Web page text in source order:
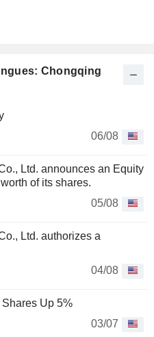
Chongqing
06/08
Ltd. announces an Equity
of its shares.
05/08
Ltd. authorizes a
04/08
Up 5%
03/07